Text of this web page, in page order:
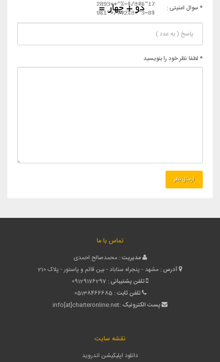
* سوال امنیتی :
* لطفا نظر خود را بنویسید
تماس با ما
مدیریت : محمدصالح احمدی
آدرس : مشهد - پنجراه سناباد - بین قائم و پاستور - پلاک 210
تلفن پشتیبانی : 09129176297
تلفن ثابت : 05138466685
پست الکترونیک :info[at]charteronline.net
نقشه سایت
دانلود اپلیکیشن اندروید